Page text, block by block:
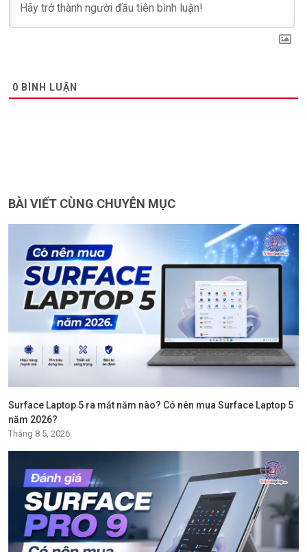
0 BÌNH LUẬN
BÀI VIẾT CÙNG CHUYÊN MỤC
Surface Laptop 5 ra mắt năm nào? Có nên mua Surface Laptop 5
năm 2026?
Tháng 8 5, 2026